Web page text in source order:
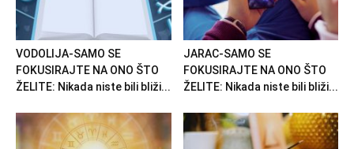
VODOLIJA-SAMO SE
FOKUSIRAJTE NA ONO ŠTO
ŽELITE: Nikada niste bili bliži...
JARAC-SAMO SE
FOKUSIRAJTE NA ONO ŠTO
ŽELITE: Nikada niste bili bliži...